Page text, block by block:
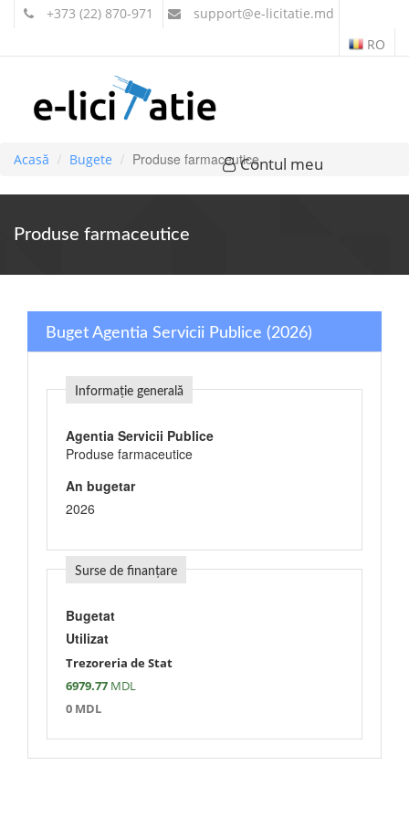
+373 (22) 870-971 support@e-licitatie.md
RO
Contul meu
Acasă Bugete Produse farmaceutice
Produse farmaceutice
Buget Agentia Servicii Publice (2026)
Informație generală
Agentia Servicii Publice
Produse farmaceutice
An bugetar
2026
Surse de finanțare
Bugetat
Utilizat
Trezoreria de Stat
6979.77 MDL
0 MDL